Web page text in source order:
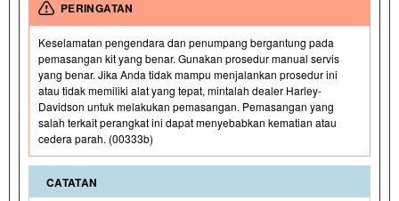
PERINGATAN
Keselamatan pengendara dan penumpang bergantung pada
pemasangan kit yang benar. Gunakan prosedur manual servis
yang benar. Jika Anda tidak mampu menjalankan prosedur ini
atau tidak memiliki alat yang tepat, mintalah dealer Harley-
Davidson untuk melakukan pemasangan. Pemasangan yang
salah terkait perangkat ini dapat menyebabkan kematian atau
cedera parah. (00333b)
CATATAN